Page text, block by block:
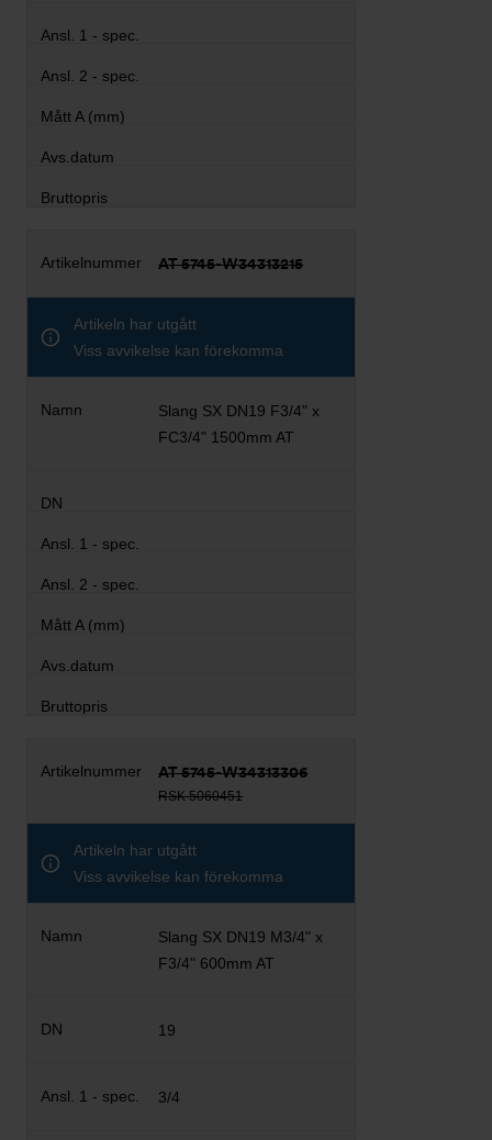
AT 5745-W34313215
Artikeln har utgått
Viss avvikelse kan förekomma
Slang SX DN19 F3/4" x
FC3/4" 1500mm AT
AT 5745-W34313306
RSK 5060451
Artikeln har utgått
Viss avvikelse kan förekomma
Slang SX DN19 M3/4" x
F3/4" 600mm AT
19
3/4